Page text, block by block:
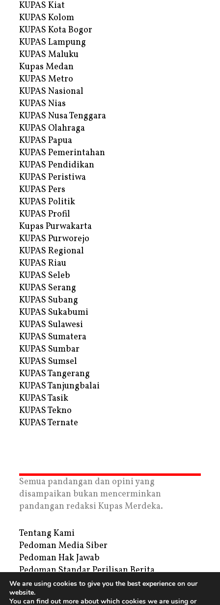
KUPAS Kiat
KUPAS Kolom
KUPAS Kota Bogor
KUPAS Lampung
KUPAS Maluku
Kupas Medan
KUPAS Metro
KUPAS Nasional
KUPAS Nias
KUPAS Nusa Tenggara
KUPAS Olahraga
KUPAS Papua
KUPAS Pemerintahan
KUPAS Pendidikan
KUPAS Peristiwa
KUPAS Pers
KUPAS Politik
KUPAS Profil
Kupas Purwakarta
KUPAS Purworejo
KUPAS Regional
KUPAS Riau
KUPAS Seleb
KUPAS Serang
KUPAS Subang
KUPAS Sukabumi
KUPAS Sulawesi
KUPAS Sumatera
KUPAS Sumbar
KUPAS Sumsel
KUPAS Tangerang
KUPAS Tanjungbalai
KUPAS Tasik
KUPAS Tekno
KUPAS Ternate
Semua pandangan dan opini yang
disampaikan bukan mencerminkan
pandangan redaksi Kupas Merdeka.
Tentang Kami
Pedoman Media Siber
Pedoman Hak Jawab
Pedoman Standar Perilisan Berita
Privacy Policy
Periklanan
We are using cookies to give you the best experience on our
website.
You can find out more about which cookies we are using or